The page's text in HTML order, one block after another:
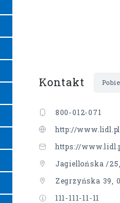
Kontakt
800-012-071
http://www.lidl.pl
https://
Jagiellońska /
Zegrzyńska 39,
111-111-11-11